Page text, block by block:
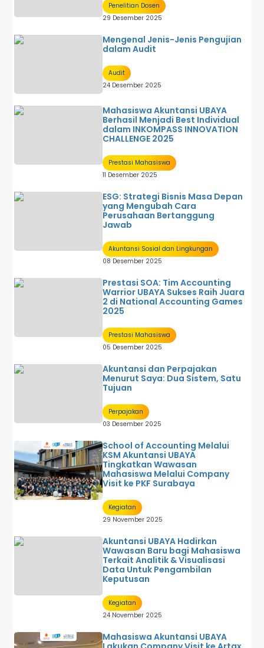
Penelitian Dosen
29 Desember 2025
Mengenal Jenis-Jenis Pengujian
dalam Audit
Audit
24 Desember 2025
Mahasiswa Akuntansi UBAYA
Berhasil Menjadi Best Individual
dalam INKOMPASS INNOVATION
CHALLENGE 2025
Prestasi Mahasiswa
11 Desember 2025
ESG: Strategi Bisnis Masa Depan
yang Mengubah Cara
Perusahaan Bertanggung
Jawab
Akuntansi Sosial dan Lingkungan
08 Desember 2025
Prestasi SOA: Tim Accounting
Warrior UBAYA Sukses Raih Juara
2 di National Accounting Games
2025
Prestasi Mahasiswa
05 Desember 2025
Akuntansi dan Perpajakan
Menurut Saya: Dua Sistem, Satu
Tujuan
Perpajakan
03 Desember 2025
School of Accounting Melalui
KSM Akuntansi UBAYA
Tingkatkan Wawasan
Mahasiswa Melalui Company
Visit ke PKF Surabaya
Kegiatan
29 November 2025
Akuntansi UBAYA Hadirkan
Wawasan Baru bagi Mahasiswa
Terkait Analitik & Visualisasi
Data Untuk Pengambilan
Keputusan
Kegiatan
24 November 2025
Mahasiswa Akuntansi UBAYA